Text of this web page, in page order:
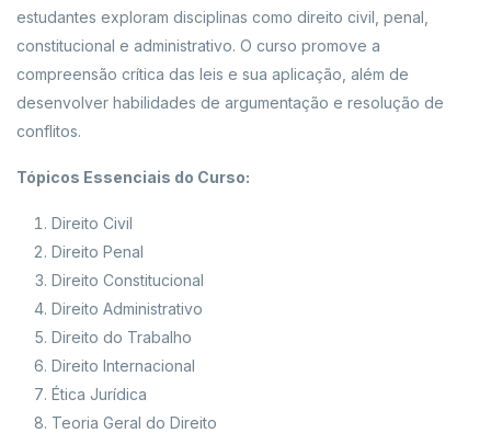
estudantes exploram disciplinas como direito civil, penal,
constitucional e administrativo. O curso promove a
compreensão crítica das leis e sua aplicação, além de
desenvolver habilidades de argumentação e resolução de
conflitos.
Tópicos Essenciais do Curso:
Direito Civil
Direito Penal
Direito Constitucional
Direito Administrativo
Direito do Trabalho
Direito Internacional
Ética Jurídica
Teoria Geral do Direito